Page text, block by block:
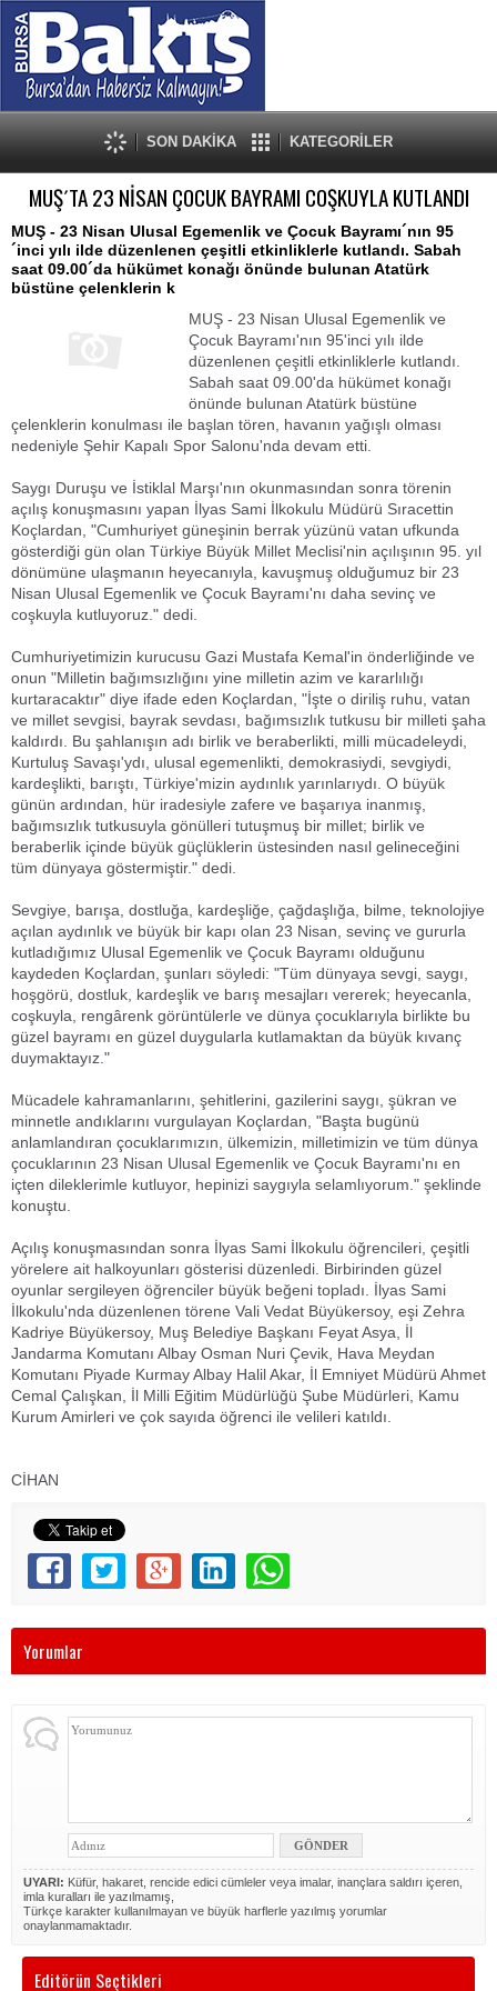
SON DAKİKA KATEGORİLER
MUŞ´TA 23 NİSAN ÇOCUK BAYRAMI COŞKUYLA KUTLANDI
MUŞ - 23 Nisan Ulusal Egemenlik ve Çocuk Bayramı´nın 95
´inci yılı ilde düzenlenen çeşitli etkinliklerle kutlandı. Sabah
saat 09.00´da hükümet konağı önünde bulunan Atatürk
büstüne çelenklerin k
MUŞ - 23 Nisan Ulusal Egemenlik ve
Çocuk Bayramı'nın 95'inci yılı ilde
düzenlenen çeşitli etkinliklerle kutlandı.
Sabah saat 09.00'da hükümet konağı
önünde bulunan Atatürk büstüne
çelenklerin konulması ile başlan tören, havanın yağışlı olması
nedeniyle Şehir Kapalı Spor Salonu'nda devam etti.
Saygı Duruşu ve İstiklal Marşı'nın okunmasından sonra törenin
açılış konuşmasını yapan İlyas Sami İlkokulu Müdürü Sıracettin
Koçlardan, "Cumhuriyet güneşinin berrak yüzünü vatan ufkunda
gösterdiği gün olan Türkiye Büyük Millet Meclisi'nin açılışının 95. yıl
dönümüne ulaşmanın heyecanıyla, kavuşmuş olduğumuz bir 23
Nisan Ulusal Egemenlik ve Çocuk Bayramı'nı daha sevinç ve
coşkuyla kutluyoruz." dedi.
Cumhuriyetimizin kurucusu Gazi Mustafa Kemal'in önderliğinde ve
onun "Milletin bağımsızlığını yine milletin azim ve kararlılığı
kurtaracaktır" diye ifade eden Koçlardan, "İşte o diriliş ruhu, vatan
ve millet sevgisi, bayrak sevdası, bağımsızlık tutkusu bir milleti şaha
kaldırdı. Bu şahlanışın adı birlik ve beraberlikti, milli mücadeleydi,
Kurtuluş Savaşı'ydı, ulusal egemenlikti, demokrasiydi, sevgiydi,
kardeşlikti, barıştı, Türkiye'mizin aydınlık yarınlarıydı. O büyük
günün ardından, hür iradesiyle zafere ve başarıya inanmış,
bağımsızlık tutkusuyla gönülleri tutuşmuş bir millet; birlik ve
beraberlik içinde büyük güçlüklerin üstesinden nasıl gelineceğini
tüm dünyaya göstermiştir." dedi.
Sevgiye, barışa, dostluğa, kardeşliğe, çağdaşlığa, bilme, teknolojiye
açılan aydınlık ve büyük bir kapı olan 23 Nisan, sevinç ve gururla
kutladığımız Ulusal Egemenlik ve Çocuk Bayramı olduğunu
kaydeden Koçlardan, şunları söyledi: "Tüm dünyaya sevgi, saygı,
hoşgörü, dostluk, kardeşlik ve barış mesajları vererek; heyecanla,
coşkuyla, rengârenk görüntülerle ve dünya çocuklarıyla birlikte bu
güzel bayramı en güzel duygularla kutlamaktan da büyük kıvanç
duymaktayız."
Mücadele kahramanlarını, şehitlerini, gazilerini saygı, şükran ve
minnetle andıklarını vurgulayan Koçlardan, "Başta bugünü
anlamlandıran çocuklarımızın, ülkemizin, milletimizin ve tüm dünya
çocuklarının 23 Nisan Ulusal Egemenlik ve Çocuk Bayramı'nı en
içten dileklerimle kutluyor, hepinizi saygıyla selamlıyorum." şeklinde
konuştu.
Açılış konuşmasından sonra İlyas Sami İlkokulu öğrencileri, çeşitli
yörelere ait halkoyunları gösterisi düzenledi. Birbirinden güzel
oyunlar sergileyen öğrenciler büyük beğeni topladı. İlyas Sami
İlkokulu'nda düzenlenen törene Vali Vedat Büyükersoy, eşi Zehra
Kadriye Büyükersoy, Muş Belediye Başkanı Feyat Asya, İl
Jandarma Komutanı Albay Osman Nuri Çevik, Hava Meydan
Komutanı Piyade Kurmay Albay Halil Akar, İl Emniyet Müdürü Ahmet
Cemal Çalışkan, İl Milli Eğitim Müdürlüğü Şube Müdürleri, Kamu
Kurum Amirleri ve çok sayıda öğrenci ile velileri katıldı.
CİHAN
Yorumlar
UYARI: Küfür, hakaret, rencide edici cümleler veya imalar, inançlara saldırı içeren,
imla kuralları ile yazılmamış,
Türkçe karakter kullanılmayan ve büyük harflerle yazılmış yorumlar
onaylanmamaktadır.
Editörün Seçtikleri